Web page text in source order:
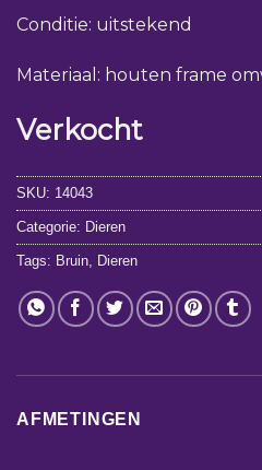
Conditie: uitstekend
Materiaal: houten frame
Verkocht
SKU: 14043
Categorie: Dieren
Tags: Bruin Dieren
AFMETINGEN